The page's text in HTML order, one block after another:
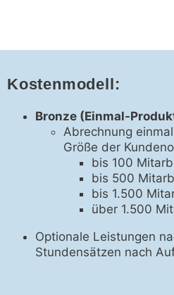
Kostenmodell:
Bronze (Einmal-
Abrechnung
Größe der
bis 100
bis 500
bis 1.500
über 1.500
Optionale Leistungen
Stundensätzen nach